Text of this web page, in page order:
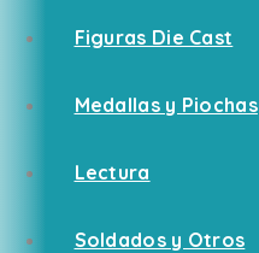
Figuras Die Cast
Medallas y Piochas
Lectura
Soldados y Otros